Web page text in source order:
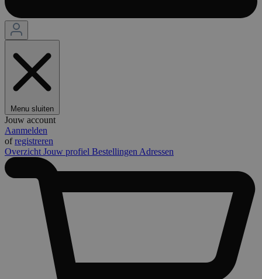
Menu sluiten
Jouw account
Aanmelden
ofregistreren
Overzicht Jouw profiel Bestellingen Adressen